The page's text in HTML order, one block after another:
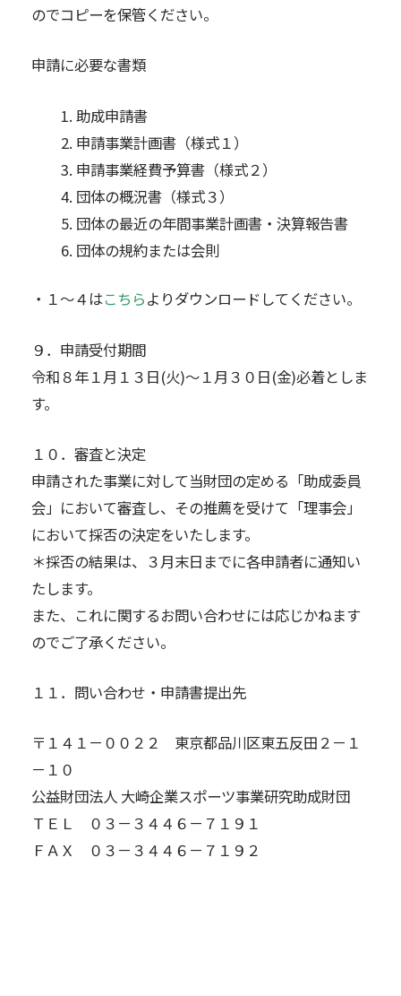
のでコピーを保管ください。
申請に必要な書類
助成申請書
申請事業計画書（様式１）
申請事業経費予算書（様式２）
団体の概況書（様式３）
団体の最近の年間事業計画書・決算報告書
団体の規約または会則
・１～４はこちらよりダウンロードしてください。
９．申請受付期間
令和８年１月１３日(火)～１月３０日(金)必着としま
す。
１０．審査と決定
申請された事業に対して当財団の定める「助成委員
会」において審査し、その推薦を受けて「理事会」
において採否の決定をいたします。
＊採否の結果は、３月末日までに各申請者に通知い
たします。
また、これに関するお問い合わせには応じかねます
のでご了承ください。
１１．問い合わせ・申請書提出先
〒１４１－００２２ 東京都品川区東五反田２－１
－１０
公益財団法人 大崎企業スポーツ事業研究助成財団
ＴＥＬ ０３－３４４６－７１９１
ＦＡＸ ０３－３４４６－７１９２